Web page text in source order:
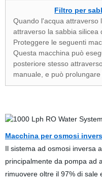
Filtro per
Quando l'acqua attraverso
attraverso la sabbia silicea
Proteggere le seguenti
Questa macchina può
posteriore stesso
manuale, e può
Macchina per osmosi
Il sistema ad osmosi inversa
principalmente da pompa ad
rimuovere oltre il 97% di sale